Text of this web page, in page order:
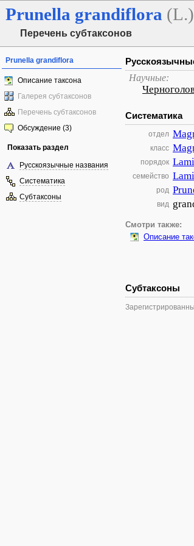
Prunella grandiflora
Перечень субтаксонов
Prunella grandiflora
Описание таксона
Галерея субтаксонов
Перечень субтаксонов
Обсуждение (3)
Показать раздел
Русскоязычные названия
Систематика
Субтаксоны
Научные:
Систематика
отдел
класс
порядок
семейство
род
вид
Смотри также:
Описание
Субтаксоны